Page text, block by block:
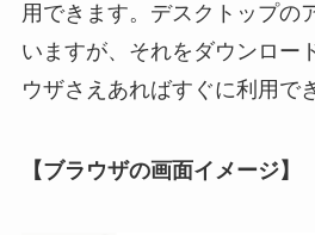
用できます。デスクトップの
いますが、それをダウンロー
ウザさえあればすぐに利用で
【ブラウザの画面イメージ】